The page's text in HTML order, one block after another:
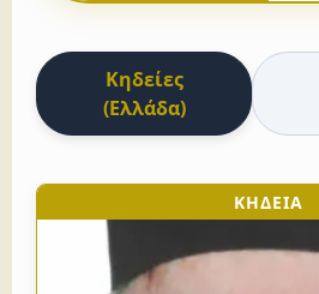
Κηδείες
(Ελλάδα)
ΚΗΔΕΙΑ